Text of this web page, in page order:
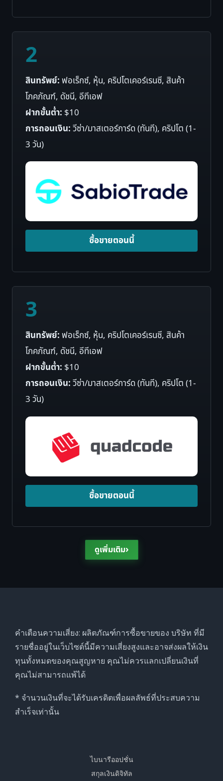
2
สินทรัพย์:ฟอเร็กซ์, หุ้น, คริปโตเคอร์เรนซี, สินค้า
โภคภัณฑ์, ดัชนี, อีทีเอฟ
ฝากขั้นต่ำ: $10
การถอนเงิน:วีซ่า/มาสเตอร์การ์ด (ทันที), คริปโต (1-
3 วัน)
ซื้อขายตอนนี้
3
สินทรัพย์:ฟอเร็กซ์, หุ้น, คริปโตเคอร์เรนซี, สินค้า
โภคภัณฑ์, ดัชนี, อีทีเอฟ
ฝากขั้นต่ำ: $10
การถอนเงิน:วีซ่า/มาสเตอร์การ์ด (ทันที), คริปโต (1-
3 วัน)
ซื้อขายตอนนี้
ดูเพิ่มเติม›
คำเตือนความเสี่ยง: ผลิตภัณฑ์การซื้อขายของ บริษัท ที่มี
รายชื่ออยู่ในเว็บไซต์นี้มีความเสี่ยงสูงและอาจส่งผลให้เงิน
ทุนทั้งหมดของคุณสูญหาย คุณไม่ควรแลกเปลี่ยนเงินที่
คุณไม่สามารถแพ้ได้
* จำนวนเงินที่จะได้รับเครดิตเพื่อผลลัพธ์ที่ประสบความ
สำเร็จเท่านั้น
ไบนารีออปชั่น
สกุลเงินดิจิทัล